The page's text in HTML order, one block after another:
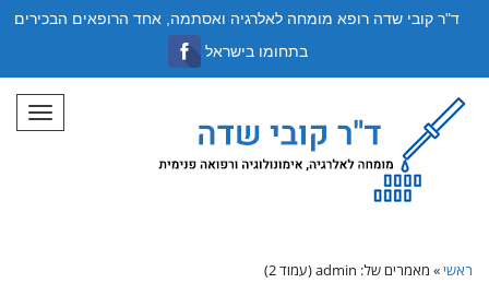
תפריט
ראשי» מאמרים של: admin (עמוד 2)
ד"ר קובי שדה רופא מומחה לאלרגיה ואסתמה, אחד הרופאים הבכירים
בתחומו בישראל